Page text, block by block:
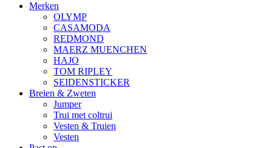
Merken
OLYMP
CASAMODA
REDMOND
MAERZ MUENCHEN
HAJO
TOM RIPLEY
SEIDENSTICKER
Breien & Zweten
Jumper
Trui met coltrui
Vesten & Truien
Vesten